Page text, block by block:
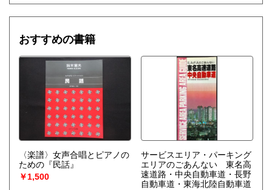
おすすめの書籍
〈楽譜〉女声合唱とピアノの
ための『民話』
￥1,500
サービスエリア・パーキング
エリアのごあんない 東名高
速道路・中央自動車道・長野
自動車道・東海北陸自動車道